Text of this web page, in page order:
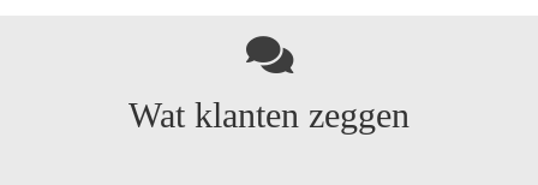
Wat klanten zeggen